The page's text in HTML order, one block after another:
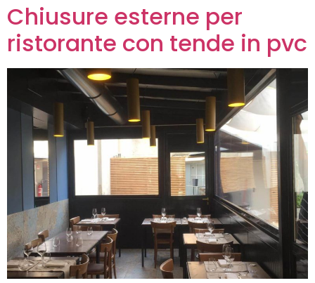
Chiusure esterne per
ristorante con tende in pvc